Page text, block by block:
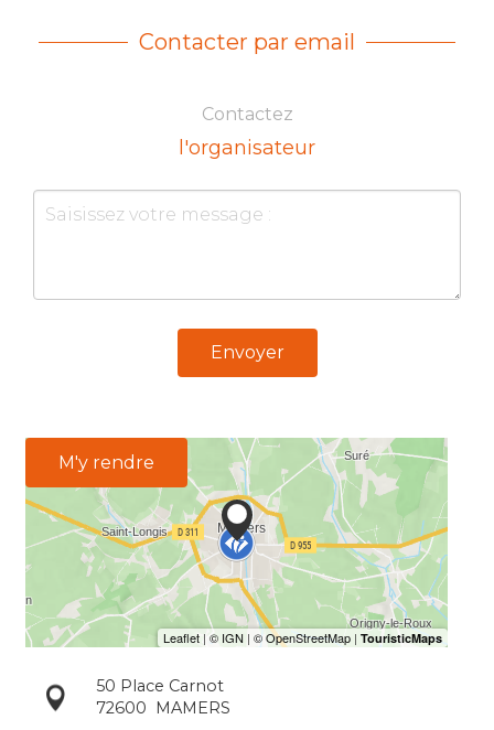
Contacter par email
Contactez
l'organisateur
Envoyer
M'y rendre
50 Place Carnot
72600
MAMERS